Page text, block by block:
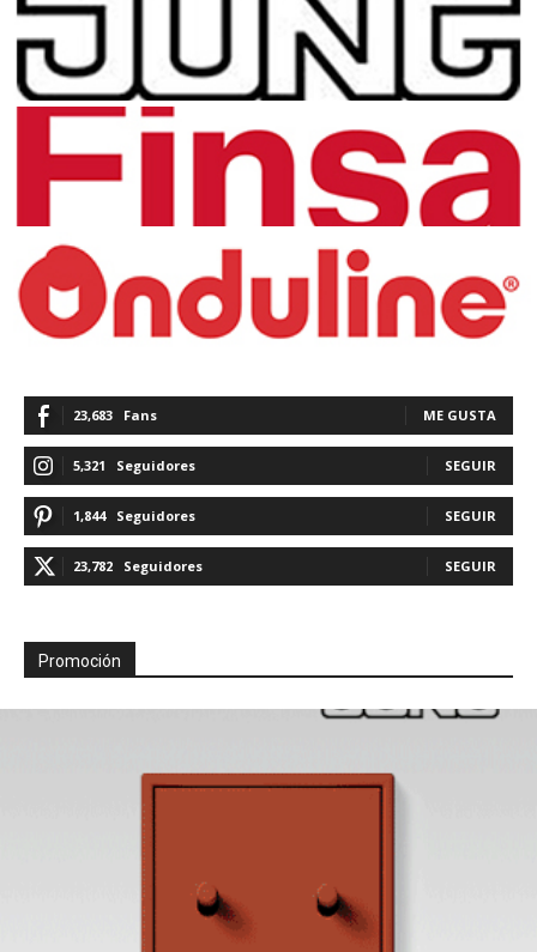
23,683 Fans ME GUSTA
5,321 Seguidores SEGUIR
1,844 Seguidores SEGUIR
23,782 Seguidores SEGUIR
Promoción